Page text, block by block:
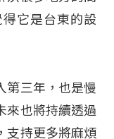
它是台東的設
第三年，也是慢
來也將持續透過
支持更多將麻煩